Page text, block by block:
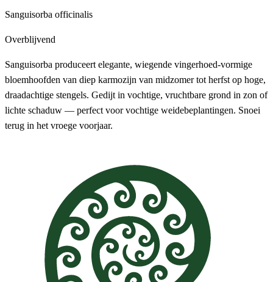
Sanguisorba officinalis
Overblijvend
Sanguisorba produceert elegante, wiegende vingerhoed-vormige
bloemhoofden van diep karmozijn van midzomer tot herfst op hoge,
draadachtige stengels. Gedijt in vochtige, vruchtbare grond in zon of
lichte schaduw — perfect voor vochtige weidebeplantingen. Snoei
terug in het vroege voorjaar.